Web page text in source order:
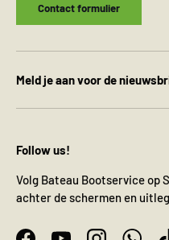
Contact formulier
Meld je aan voor de
Follow us!
Volg Bateau Bootservice op
achter de schermen en